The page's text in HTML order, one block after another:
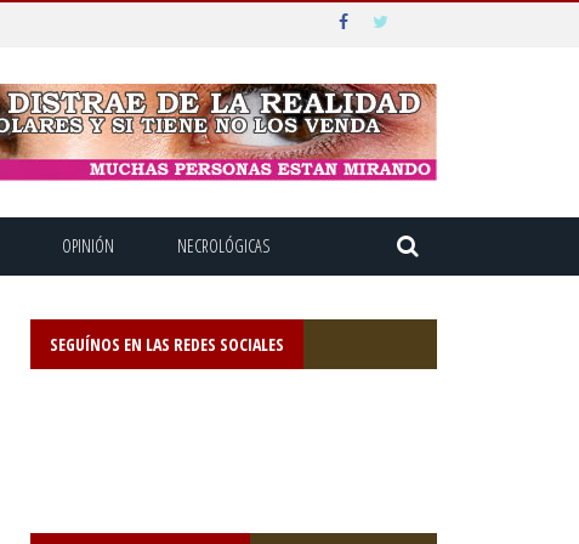
OPINIÓN NECROLÓGICAS
SEGUÍNOS EN LAS REDES SOCIALES